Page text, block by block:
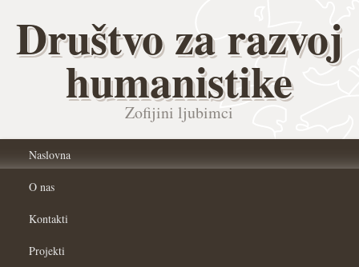
Društvo za razvoj
humanistike
Zofijini ljubimci
Naslovna
O nas
Kontakti
Projekti